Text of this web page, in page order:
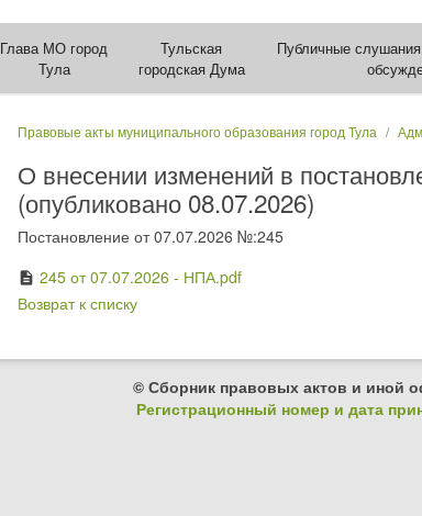
Глава МО город
Тула
Тульская
городская Дума
Публичные
Правовые акты муниципального образования город Тула
О внесении изменений в
(опубликовано 08.07.2026)
Постановление от 07.07.2026 №:245
description 245 от 07.07.2026 - НПА.pdf
Возврат к списку
© Сборник правовых актов и иной
Регистрационный номер и дата